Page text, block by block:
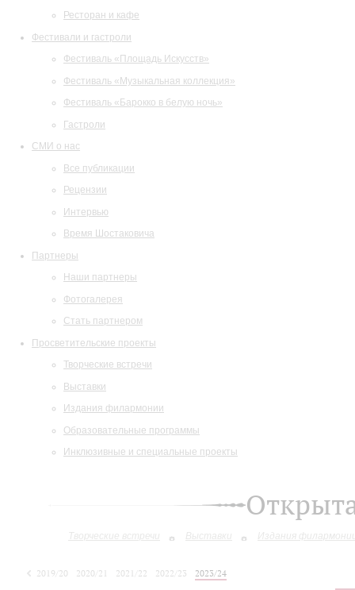
Ресторан и кафе
Фестивали и гастроли
Фестиваль «Площадь Искусств»
Фестиваль «Музыкальная коллекция»
Фестиваль «Барокко в белую ночь»
Гастроли
СМИ о нас
Все публикации
Рецензии
Интервью
Время Шостаковича
Партнеры
Наши партнеры
Фотогалерея
Стать партнером
Просветительские проекты
Творческие встречи
Выставки
Издания филармонии
Образовательные программы
Инклюзивные и специальные проекты
Творческие встречи Выставки Издания
2019/20 2020/21 2021/22 2022/23
2023/24